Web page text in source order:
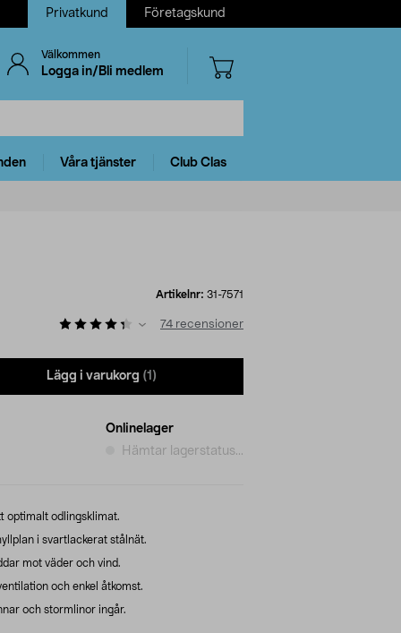
Privatkund Företagskund
Välkommen
Logga in/Bli medlem
Våra tjänster Club Clas
Artikelnr: 31-7571
74 recensioner
Lägg i varukorg (1)
Onlinelager
Hämtar lagerstatus...
optimalt odlingsklimat.
i svartlackerat stålnät.
mot väder och vind.
och enkel åtkomst.
och stormlinor ingår.